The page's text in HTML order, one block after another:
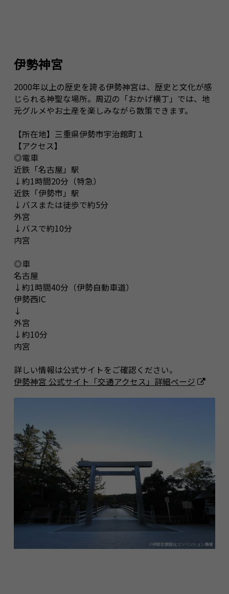
伊勢神宮
2000年以上の歴史を誇る伊勢神宮は、歴史と文化が感
じられる神聖な場所。周辺の「おかげ横丁」では、地
元グルメやお土産を楽しみながら散策できます。
【所在地】三重県伊勢市宇治館町１
【アクセス】
◎電車
近鉄「名古屋」駅
↓約1時間20分（特急）
近鉄「伊勢市」駅
↓バスまたは徒歩で約5分
外宮
↓バスで約10分
内宮
◎車
名古屋
↓約1時間40分（伊勢自動車道）
伊勢西IC
↓
外宮
↓約10分
内宮
詳しい情報は公式サイトをご確認ください。
伊勢神宮 公式サイト「交通アクセス」詳細ページ